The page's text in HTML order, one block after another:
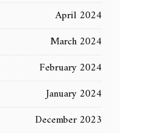
April 2024
March 2024
February 2024
January 2024
December 2023